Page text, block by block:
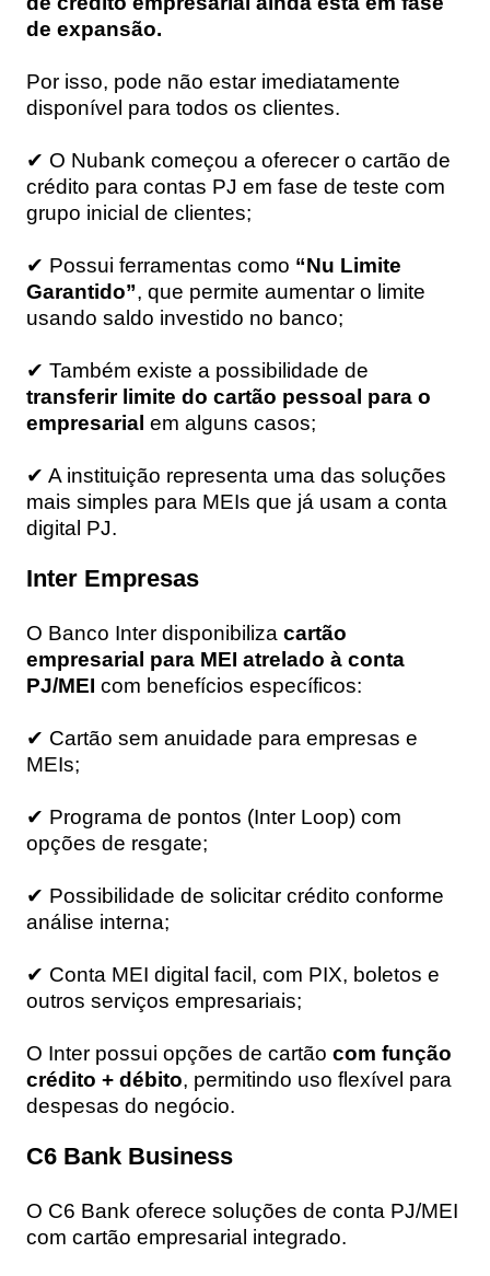
de expansão.
Por isso, pode não estar imediatamente
disponível para todos os clientes.
✔ O Nubank começou a oferecer o cartão de
crédito para contas PJ em fase de teste com
grupo inicial de clientes;
✔ Possui ferramentas como “Nu Limite
Garantido”, que permite aumentar o limite
usando saldo investido no banco;
✔ Também existe a possibilidade de
transferir limite do cartão pessoal para o
empresarial em alguns casos;
✔ A instituição representa uma das soluções
mais simples para MEIs que já usam a conta
digital PJ.
Inter Empresas
O Banco Inter disponibiliza cartão
empresarial para MEI atrelado à conta
PJ/MEI com benefícios específicos:
✔ Cartão sem anuidade para empresas e
MEIs;
✔ Programa de pontos (Inter Loop) com
opções de resgate;
✔ Possibilidade de solicitar crédito conforme
análise interna;
✔ Conta MEI digital facil, com PIX, boletos e
outros serviços empresariais;
O Inter possui opções de cartão com função
crédito + débito, permitindo uso flexível para
despesas do negócio.
C6 Bank Business
O C6 Bank oferece soluções de conta PJ/MEI
com cartão empresarial integrado.